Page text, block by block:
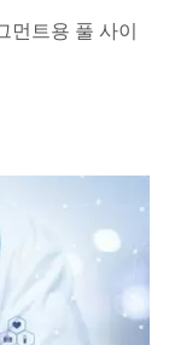
먼트용 풀 사이